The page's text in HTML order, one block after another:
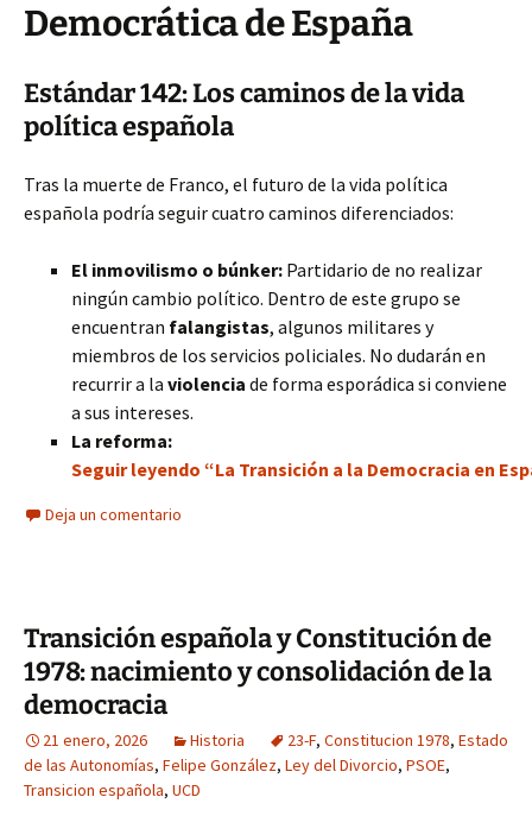
Democrática de España
Estándar 142: Los caminos de la vida
política española
Tras la muerte de Franco, el futuro de la vida política
española podría seguir cuatro caminos diferenciados:
El inmovilismo o búnker: Partidario de no realizar
ningún cambio político. Dentro de este grupo se
encuentran falangistas, algunos militares y
miembros de los servicios policiales. No dudarán en
recurrir a la violencia de forma esporádica si conviene
a sus intereses.
La reforma:
Seguir leyendo “La Transición a la Democracia en
Deja un comentario
Transición española y Constitución de
1978: nacimiento y consolidación de la
democracia
21 enero, 2026 Historia 23-F, Constitucion 1978, Estado
de las Autonomías, Felipe González, Ley del Divorcio, PSOE,
Transicion española, UCD